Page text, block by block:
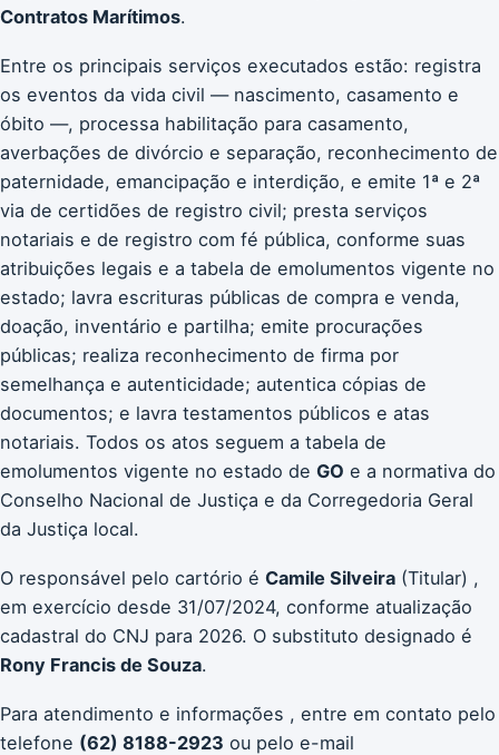
Contratos Marítimos.
Entre os principais serviços executados estão: registra
os eventos da vida civil — nascimento, casamento e
óbito —, processa habilitação para casamento,
averbações de divórcio e separação, reconhecimento de
paternidade, emancipação e interdição, e emite 1ª e 2ª
via de certidões de registro civil; presta serviços
notariais e de registro com fé pública, conforme suas
atribuições legais e a tabela de emolumentos vigente no
estado; lavra escrituras públicas de compra e venda,
doação, inventário e partilha; emite procurações
públicas; realiza reconhecimento de firma por
semelhança e autenticidade; autentica cópias de
documentos; e lavra testamentos públicos e atas
notariais. Todos os atos seguem a tabela de
emolumentos vigente no estado de GO e a normativa do
Conselho Nacional de Justiça e da Corregedoria Geral
da Justiça local.
O responsável pelo cartório é Camile Silveira (Titular) ,
em exercício desde 31/07/2024, conforme atualização
cadastral do CNJ para 2026. O substituto designado é
Rony Francis de Souza.
Para atendimento e informações , entre em contato pelo
telefone (62) 8188-2923 ou pelo e-mail